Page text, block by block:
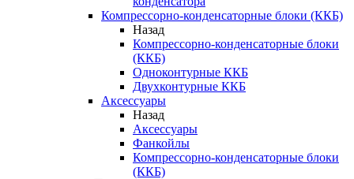
Компрессорно-конденсаторные блоки (ККБ)
Назад
Компрессорно-конденсаторные блоки
(ККБ)
Одноконтурные ККБ
Двухконтурные ККБ
Аксессуары
Назад
Аксессуары
Фанкойлы
Компрессорно-конденсаторные блоки
(ККБ)